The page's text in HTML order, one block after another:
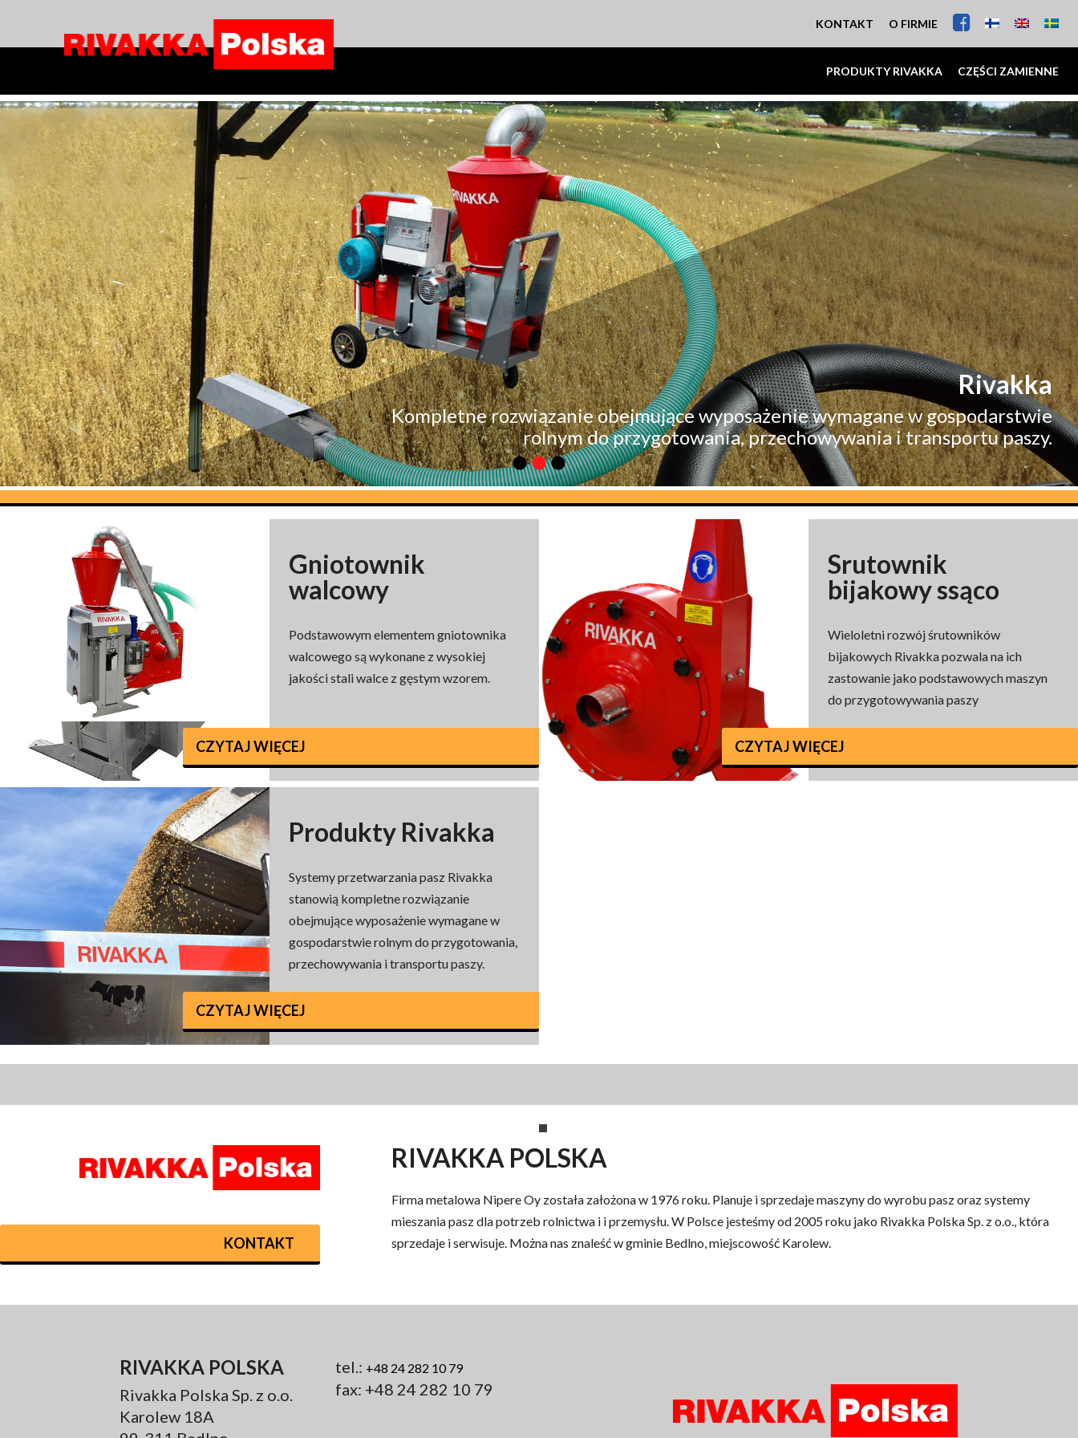
KONTAKT O FIRMIE
PRODUKTY RIVAKKA CZĘŚCI ZAMIENNE
Rivakka
Kompletne rozwiązanie obejmujące wyposażenie wymagane w gospodarstwie
rolnym do przygotowania, przechowywania i transportu paszy.
Gniotownik
walcowy
Podstawowym elementem gniotownika
walcowego są wykonane z wysokiej
jakości stali walce z gęstym wzorem.
CZYTAJ WIĘCEJ
Srutownik
bijakowy ssąco
Wieloletni rozwój śrutowników
bijakowych Rivakka pozwala na ich
zastowanie jako podstawowych maszyn
do przygotowywania paszy
CZYTAJ WIĘCEJ
Produkty Rivakka
Systemy przetwarzania pasz Rivakka
stanowią kompletne rozwiązanie
obejmujące wyposażenie wymagane w
gospodarstwie rolnym do przygotowania,
przechowywania i transportu paszy.
CZYTAJ WIĘCEJ
KONTAKT
RIVAKKA POLSKA
Firma metalowa Nipere Oy została założona w 1976 roku. Planuje i sprzedaje maszyny do wyrobu pasz oraz systemy
mieszania pasz dla potrzeb rolnictwa i i przemysłu. W Polsce jesteśmy od 2005 roku jako Rivakka Polska Sp. z o.o., która
sprzedaje i serwisuje. Można nas znaleść w gminie Bedlno, miejscowość Karolew.
RIVAKKA POLSKA
Rivakka Polska Sp. z o.o.
Karolew 18A
tel.: +48 24 282 10 79
fax: +48 24 282 10 79